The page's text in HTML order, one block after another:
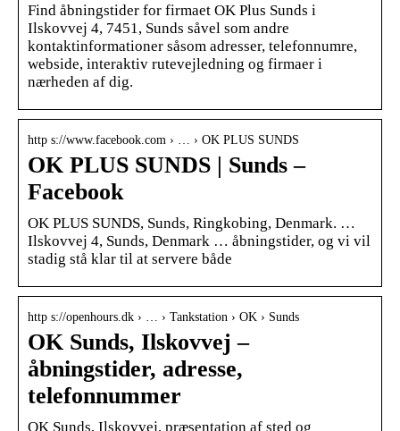
Find åbningstider for firmaet OK Plus Sunds i
Ilskovvej 4, 7451, Sunds såvel som andre
kontaktinformationer såsom adresser, telefonnumre,
webside, interaktiv rutevejledning og firmaer i
nærheden af dig.
http s://www.facebook.com › … › OK PLUS SUNDS
OK PLUS SUNDS | Sunds –
Facebook
OK PLUS SUNDS, Sunds, Ringkobing, Denmark. …
Ilskovvej 4, Sunds, Denmark … åbningstider, og vi vil
stadig stå klar til at servere både
http s://openhours.dk › … › Tankstation › OK › Sunds
OK Sunds, Ilskovvej –
åbningstider, adresse,
telefonnummer
OK Sunds, Ilskovvej, præsentation af sted og